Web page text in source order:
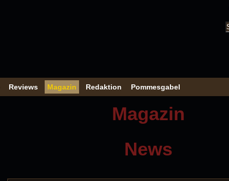
Reviews Magazin Redaktion Pommesgabel
Magazin
News